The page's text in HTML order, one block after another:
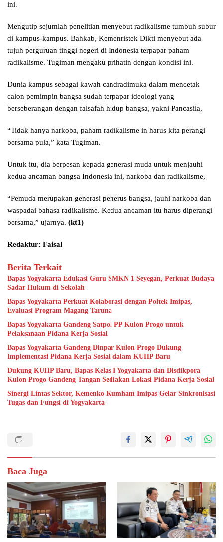
ini.
Mengutip sejumlah penelitian menyebut radikalisme tumbuh subur
di kampus-kampus. Bahkab, Kemenristek Dikti menyebut ada
tujuh perguruan tinggi negeri di Indonesia terpapar paham
radikalisme. Tugiman mengaku prihatin dengan kondisi ini.
Dunia kampus sebagai kawah candradimuka dalam mencetak
calon pemimpin bangsa sudah terpapar ideologi yang
berseberangan dengan falsafah hidup bangsa, yakni Pancasila,
“Tidak hanya narkoba, paham radikalisme in harus kita perangi
bersama pula,” kata Tugiman.
Untuk itu, dia berpesan kepada generasi muda untuk menjauhi
kedua ancaman bangsa Indonesia ini, narkoba dan radikalisme,
“Pemuda merupakan generasi penerus bangsa, jauhi narkoba dan
waspadai bahasa radikalisme. Kedua ancaman itu harus diperangi
bersama,” ujarnya. (kt1)
Redaktur: Faisal
Berita Terkait
Bapas Yogyakarta Edukasi Guru SMKN 1 Seyegan, Perkuat Budaya
Sadar Hukum di Sekolah
Bapas Yogyakarta Perkuat Kolaborasi dengan Poltek Imipas,
Evaluasi Program Magang Taruna
Bapas Yogyakarta Gandeng Satpol PP Kulon Progo untuk
Pelaksanaan Pidana Kerja Sosial
Bapas Yogyakarta Gandeng Dinpar Kulon Progo Dukung
Implementasi Pidana Kerja Sosial dalam KUHP Baru
Dukung KUHP Baru, Bapas Kelas I Yogyakarta dan Disdikpora
Kulon Progo Gandeng Tangan Sediakan Lokasi Pidana Kerja Sosial
Sinergi Lintas Sektor, Kemenko Kumham Imipas Gelar Sinkronisasi
Tugas dan Fungsi di Yogyakarta
Baca Juga